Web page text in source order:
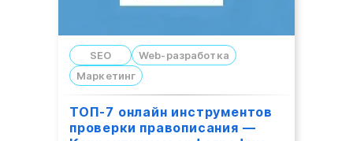
SEO
Web-разработка
Маркетинг
ТОП-7 онлайн инструментов
проверки правописания —